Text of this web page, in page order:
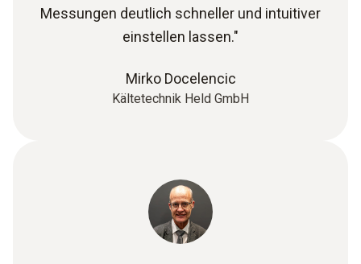
Messungen deutlich schneller und intuitiver
einstellen lassen."
Mirko Docelencic
Kältetechnik Held GmbH